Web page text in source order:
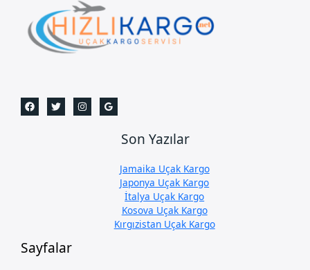
Son Yazılar
Jamaika Uçak Kargo
Japonya Uçak Kargo
İtalya Uçak Kargo
Kosova Uçak Kargo
Kırgızistan Uçak Kargo
Sayfalar